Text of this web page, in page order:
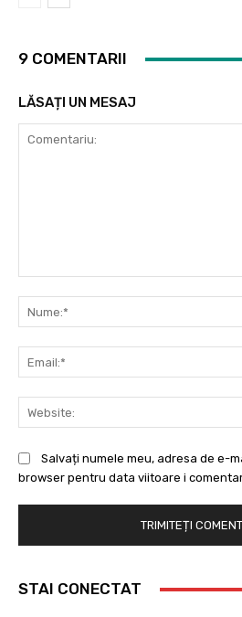
9 COMENTARII
LĂSAȚI UN MESAJ
Salvați numele meu, adresa de e-
browser pentru data viitoare i
STAI CONECTAT